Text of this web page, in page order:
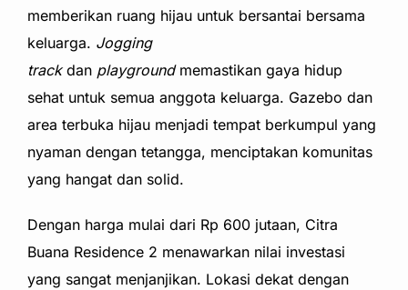
memberikan ruang hijau untuk bersantai bersama
keluarga. Jogging
trackdan playgroundmemastikan gaya hidup
sehat untuk semua anggota keluarga. Gazebo dan
area terbuka hijau menjadi tempat berkumpul yang
nyaman dengan tetangga, menciptakan komunitas
yang hangat dan solid.
Dengan harga mulai dari Rp 600 jutaan, Citra
Buana Residence 2 menawarkan nilai investasi
yang sangat menjanjikan. Lokasi dekat dengan